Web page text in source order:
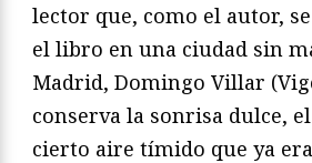
lector que, como el autor,
el libro en una ciudad sin
Madrid, Domingo Villar
conserva la sonrisa dulce,
cierto aire tímido que ya